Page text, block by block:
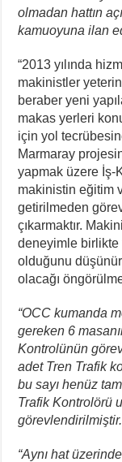
olmadan hattın
kamuoyuna ilan
“2013 yılında
makinistler
beraber yeni
makas yerleri
için yol
Marmaray
yapmak üzere İş-
makinistin eğitim
getirilmeden
çıkarmaktır.
deneyimle birlikte
olduğunu
olacağı
“OCC kumanda
gereken 6
Kontrolünün
adet Tren Trafik
bu sayı henüz
Trafik Kontrolörü
“Aynı hat